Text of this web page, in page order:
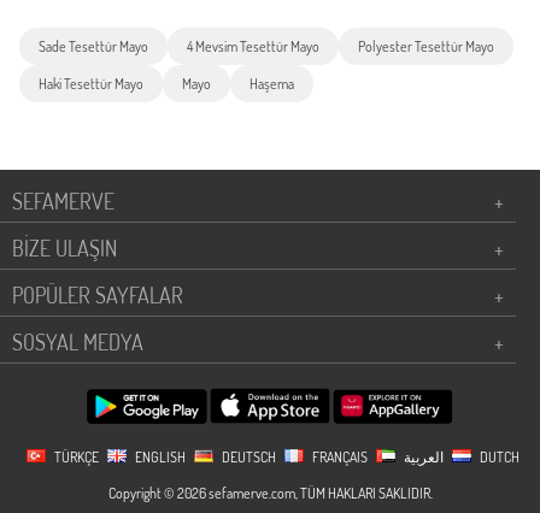
Sade Tesettür Mayo 4 Mevsim Tesettür Mayo Polyester Tesettür Mayo
Haki Tesettür Mayo Mayo Haşema
SEFAMERVE
+
BİZE ULAŞIN
+
POPÜLER SAYFALAR
+
SOSYAL MEDYA
+
TÜRKÇE ENGLISH DEUTSCH FRANÇAIS
DUTCH
Copyright © 2026 sefamerve.com, TÜM HAKLARI SAKLIDIR.